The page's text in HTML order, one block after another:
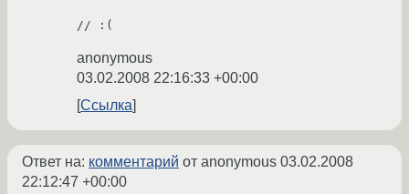
// :(
anonymous
03.02.2008 22:16:33 +00:00
Ссылка
Ответ на: комментарий от anonymous 03.02.2008
22:12:47 +00:00